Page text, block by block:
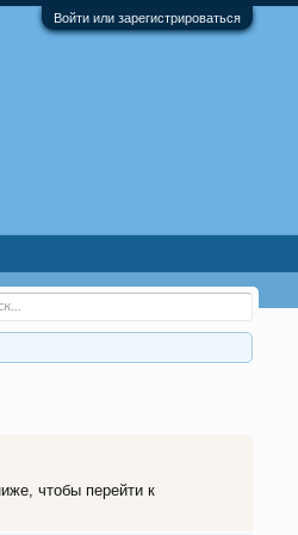
Войти или зарегистрироваться
чтобы перейти к